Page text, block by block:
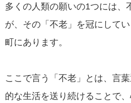
多くの人類の願いの1つには、
が、その「不老」を冠にして
町にあります。
ここで言う「不老」とは、言
的な生活を送り続けることで